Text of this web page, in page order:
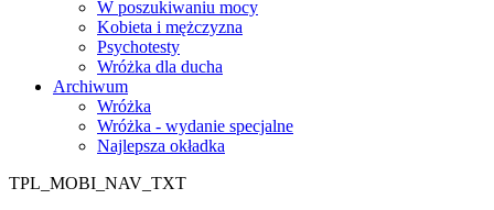
W poszukiwaniu mocy
Kobieta i mężczyzna
Psychotesty
Wróżka dla ducha
Archiwum
Wróżka
Wróżka - wydanie specjalne
Najlepsza okładka
TPL_MOBI_NAV_TXT